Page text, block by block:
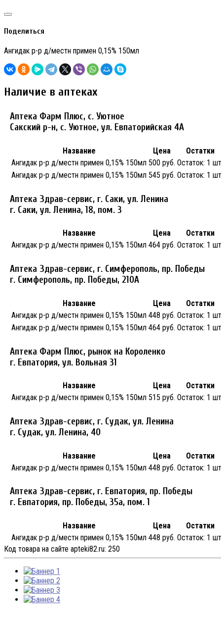
Поделиться
Ангидак р-р д/местн примен 0,15% 150мл
Наличие в аптеках
Аптека Фарм Плюс, с. Уютное
Сакский р-н, с. Уютное, ул. Евпаторийская 4А
Название Цена
Остатки
Ангидак р-р д/местн примен 0,15% 150мл 500 руб. Остаток: 1
Ангидак р-р д/местн примен 0,15% 150мл 545 руб. Остаток: 1
Аптека Здрав-сервис, г. Саки, ул. Ленина
г. Саки, ул. Ленина, 18, пом. 3
Название Цена
Остатки
Ангидак р-р д/местн примен 0,15% 150мл 464 руб. Остаток: 1
Аптека Здрав-сервис, г. Симферополь, пр. Победы
г. Симферополь, пр. Победы, 210A
Название Цена
Остатки
Ангидак р-р д/местн примен 0,15% 150мл 448 руб. Остаток: 1
Ангидак р-р д/местн примен 0,15% 150мл 464 руб. Остаток: 1
Аптека Фарм Плюс, рынок на Короленко
г. Евпатория, ул. Вольная 31
Название Цена
Остатки
Ангидак р-р д/местн примен 0,15% 150мл 515 руб. Остаток: 1
Аптека Здрав-сервис, г. Судак, ул. Ленина
г. Судак, ул. Ленина, 40
Название Цена
Остатки
Ангидак р-р д/местн примен 0,15% 150мл 448 руб. Остаток: 1
Аптека Здрав-сервис, г. Евпатория, пр. Победы
г. Евпатория, пр. Победы, 35а, пом. 1
Название Цена
Остатки
Ангидак р-р д/местн примен 0,15% 150мл 448 руб. Остаток: 1
Код товара на сайте apteki82.ru: 250